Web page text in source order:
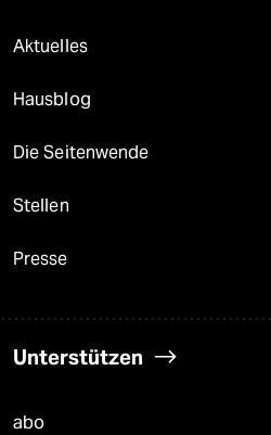
Aktuelles
Hausblog
Die Seitenwende
Stellen
Presse
Unterstützen
abo